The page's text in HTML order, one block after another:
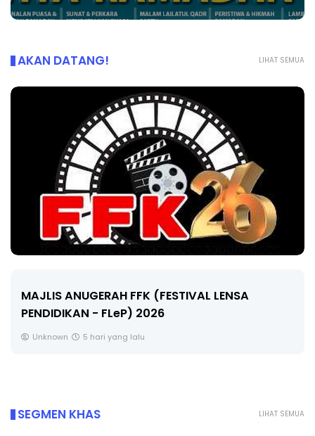
LIHAT SEMUA
AKAN DATANG!
🔴 [LIVE] MATEMATIK SR, WANG TAHUN 6 OLEH
CIKGU ANITA #ALLINONE #141 #...
LIHAT SEMUA
SEGMEN KHAS